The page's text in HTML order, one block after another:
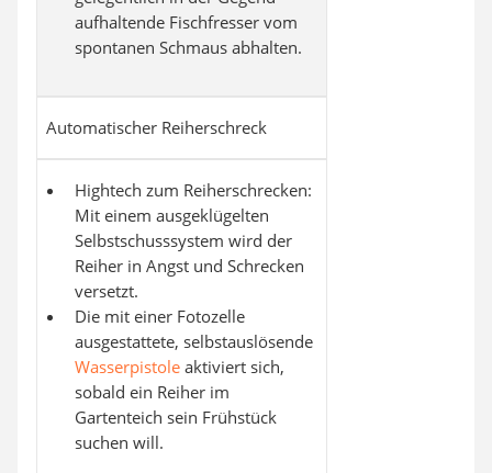
aufhaltende Fischfresser vom
spontanen Schmaus abhalten.
Automatischer Reiherschreck
Hightech zum Reiherschrecken:
Mit einem ausgeklügelten
Selbstschusssystem wird der
Reiher in Angst und Schrecken
versetzt.
Die mit einer Fotozelle
ausgestattete, selbstauslösende
Wasserpistole aktiviert sich,
sobald ein Reiher im
Gartenteich sein Frühstück
suchen will.